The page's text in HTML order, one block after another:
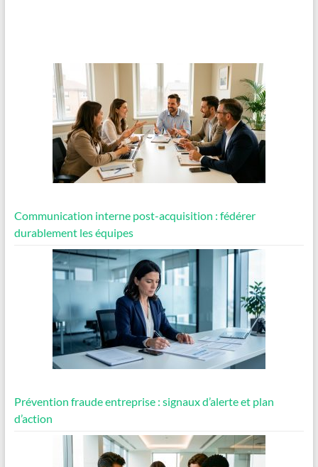
Communication interne post-acquisition : fédérer
durablement les équipes
Prévention fraude entreprise : signaux d’alerte et plan
d’action